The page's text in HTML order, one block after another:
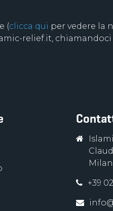
(clicca qui per vedere la
relief.it, chiamandoci
+39